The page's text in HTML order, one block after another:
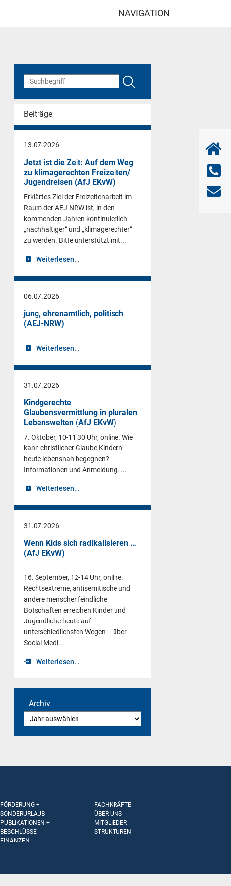
NAVIGATION
Beiträge
13.07.2026
Jetzt ist die Zeit: Auf dem Weg
zu klimagerechten Freizeiten/
Jugendreisen (AfJ EKvW)
Erklärtes Ziel der Freizeitenarbeit im
Raum der AEJ-NRW ist, in den
kommenden Jahren kontinuierlich
„nachhaltiger“ und „klimagerechter“
zu werden. Bitte unterstützt mit...
Weiterlesen...
06.07.2026
jung, ehrenamtlich, politisch
(AEJ-NRW)
Weiterlesen...
31.07.2026
Kindgerechte
Glaubensvermittlung in pluralen
Lebenswelten (AfJ EKvW)
7. Oktober, 10-11:30 Uhr, online. Wie
kann christlicher Glaube Kindern
heute lebensnah begegnen?
Informationen und Anmeldung. ...
Weiterlesen...
31.07.2026
Wenn Kids sich radikalisieren …
(AfJ EKvW)
16. September, 12-14 Uhr, online.
Rechtsextreme, antisemitische und
andere menschenfeindliche
Botschaften erreichen Kinder und
Jugendliche heute auf
unterschiedlichsten Wegen – über
Social Medi...
Weiterlesen...
Archiv
FÖRDERUNG +
SONDERURLAUB
PUBLIKATIONEN +
BESCHLÜSSE
FINANZEN
FACHKRÄFTE
ÜBER UNS
MITGLIEDER
STRUKTUREN